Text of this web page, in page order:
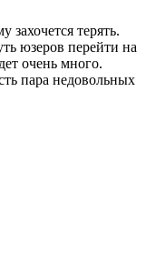
терять.
юзеров перейти на
очень много.
пара недовольных